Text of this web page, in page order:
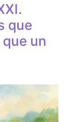
que
un